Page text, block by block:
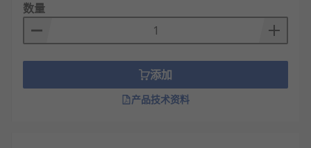
数量
添加
产品技术资料